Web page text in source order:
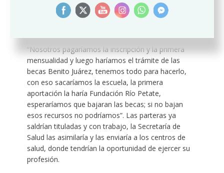
pagarle a la partera profesional, a las y los
maestros, a la jefa de control y a las o los
“Nosotros pagaríamos la inscripción y la primera
mensualidad y luego haríamos el trámite de las
becas Benito Juárez, tenemos todo para hacerlo,
con eso sacaríamos la escuela, la primera
aportación la haría Fundación Río Petate,
esperaríamos que bajaran las becas; si no bajan
esos recursos no podríamos”. Las parteras ya
saldrían tituladas y con trabajo, la Secretaría de
Salud las asimilaría y las enviaría a los centros de
salud, donde tendrían la oportunidad de ejercer su
profesión.